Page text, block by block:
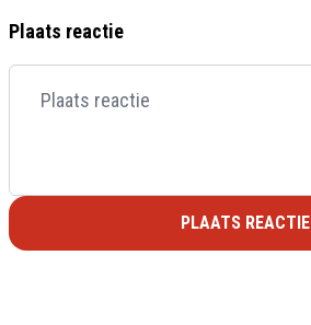
Plaats reactie
PLAATS REACTIE